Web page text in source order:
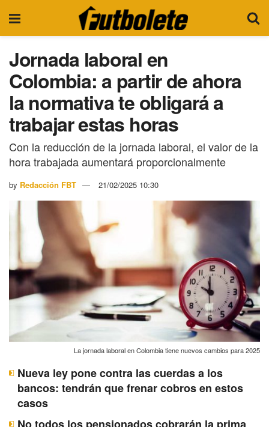
Jornada laboral en
Colombia: a partir de ahora
la normativa te obligará a
trabajar estas horas
Con la reducción de la jornada laboral, el valor de la
hora trabajada aumentará proporcionalmente
by Redacción FBT 21/02/2025 10:30
La jornada laboral en Colombia tiene nuevos cambios para 2025
Nueva ley pone contra las cuerdas a los
bancos: tendrán que frenar cobros en estos
casos